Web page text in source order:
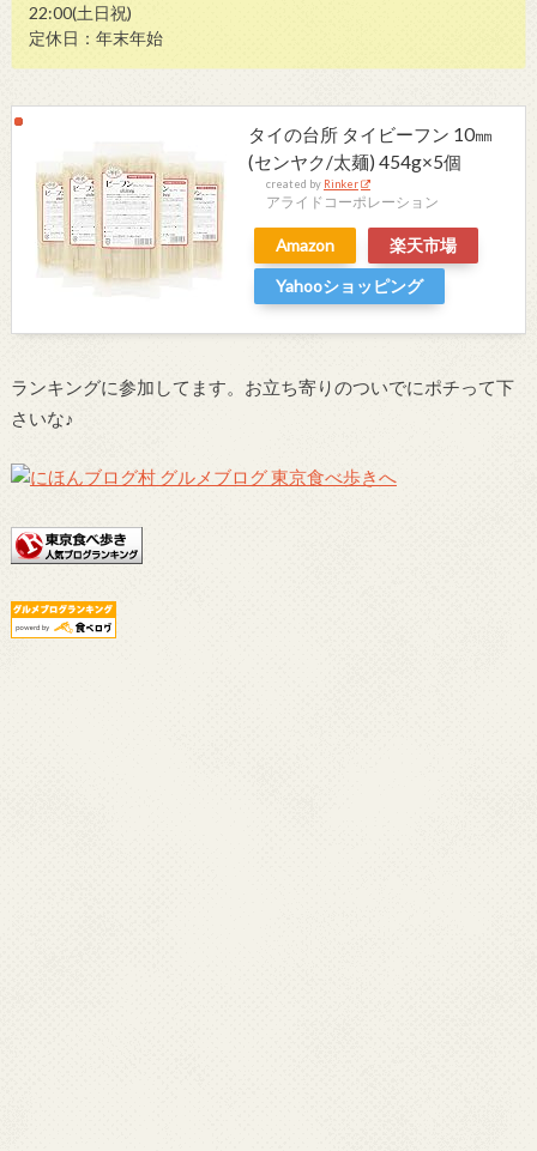
22:00(土日祝)
定休日：年末年始
タイの台所 タイビーフン 10㎜
(センヤク/太麺) 454g×5個
created by Rinker
アライドコーポレーション
Amazon
楽天市場
Yahooショッピング
ランキングに参加してます。お立ち寄りのついでにポチって下
さいな♪